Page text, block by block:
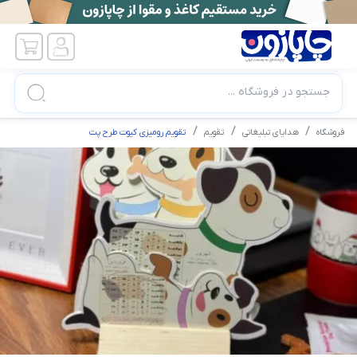
جستجو در فروشگاه ...
فروشگاه هدایای تبلیغاتی تقویم تقویم رومیزی کیوت طرح پت